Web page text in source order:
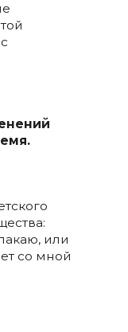
или
со мной